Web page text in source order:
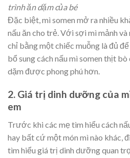
trình ăn dặm của bé
Đặc biệt, mì somen mở ra nhiều
nấu ăn cho trẻ. Với sợi mì mảnh và
chỉ bằng một chiếc muỗng là đủ
bổ sung cách nấu mì somen thịt
dặm được phong phú hơn.
2. Giá trị dinh dưỡng của
em
Trước khi các mẹ tìm hiểu cách
hay bất cứ một món mì nào khác,
tìm hiểu giá trị dinh dưỡng quan